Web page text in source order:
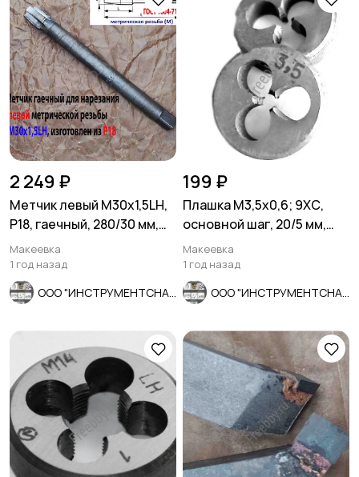
2 249 ₽
Метчик левый М30х1,5LH,
Р18, гаечный, 280/30 мм,
мелкий шаг, СССР.
Макеевка
1 год назад
199 ₽
Плашка М3,5х0,6; 9ХС,
основной шаг, 20/5 мм,
ГОСТ 7740-71, СССР
Макеевка
1 год назад